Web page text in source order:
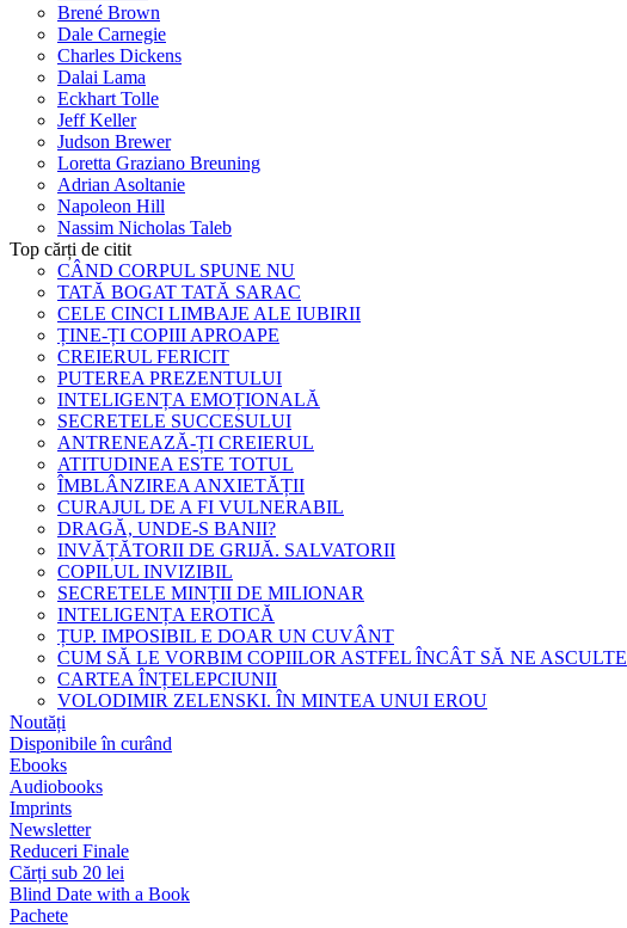
Brené Brown
Dale Carnegie
Charles Dickens
Dalai Lama
Eckhart Tolle
Jeff Keller
Judson Brewer
Loretta Graziano Breuning
Adrian Asoltanie
Napoleon Hill
Nassim Nicholas Taleb
Top cărți de citit
CÂND CORPUL SPUNE NU
TATĂ BOGAT TATĂ SARAC
CELE CINCI LIMBAJE ALE IUBIRII
ȚINE-ȚI COPIII APROAPE
CREIERUL FERICIT
PUTEREA PREZENTULUI
INTELIGENȚA EMOȚIONALĂ
SECRETELE SUCCESULUI
ANTRENEAZĂ-ȚI CREIERUL
ATITUDINEA ESTE TOTUL
ÎMBLÂNZIREA ANXIETĂȚII
CURAJUL DE A FI VULNERABIL
DRAGĂ, UNDE-S BANII?
INVĂȚĂTORII DE GRIJĂ. SALVATORII
COPILUL INVIZIBIL
SECRETELE MINȚII DE MILIONAR
INTELIGENȚA EROTICĂ
ȚUP. IMPOSIBIL E DOAR UN CUVÂNT
CUM SĂ LE VORBIM COPIILOR ASTFEL ÎNCÂT SĂ NE ASCULTE
CARTEA ÎNȚELEPCIUNII
VOLODIMIR ZELENSKI. ÎN MINTEA UNUI EROU
Noutăți
Disponibile în curând
Ebooks
Audiobooks
Imprints
Newsletter
Reduceri Finale
Cărți sub 20 lei
Blind Date with a Book
Pachete